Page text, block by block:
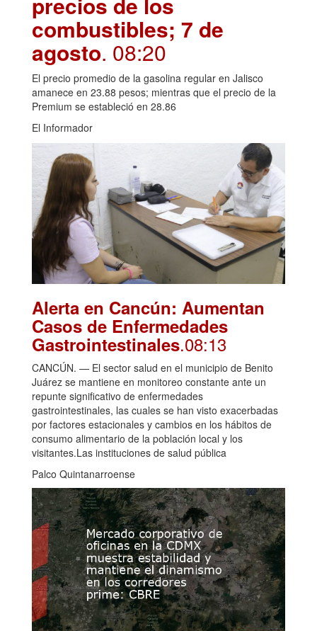
combustibles; 7 de
agosto. 08:20
El precio promedio de la gasolina regular en Jalisco
amanece en 23.88 pesos; mientras que el precio de la
Premium se estableció en 28.86
El Informador
Alerta en Cancún: Aumentan
Casos de Enfermedades
Gastrointestinales.08:13
CANCÚN. — El sector salud en el municipio de Benito
Juárez se mantiene en monitoreo constante ante un
repunte significativo de enfermedades
gastrointestinales, las cuales se han visto exacerbadas
por factores estacionales y cambios en los hábitos de
consumo alimentario de la población local y los
visitantes.Las instituciones de salud pública
Palco Quintanarroense